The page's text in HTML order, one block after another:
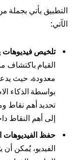
التطبيق يأتي بجملة
الآتي:
تلخيص فيديوهات
القيام باكتشاف
معدودة، حيث
تحديد أهم نقاط
إلى أهم النقاط
حفظ الفيديوهات
الفيديو، يُمكن